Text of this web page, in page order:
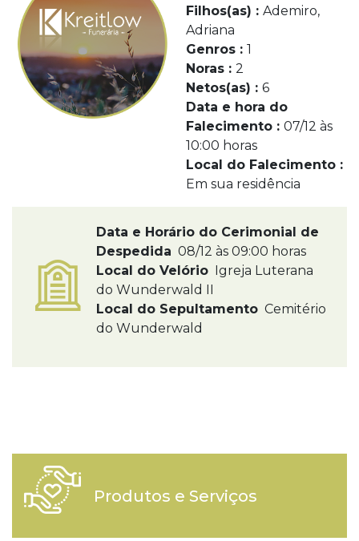
Filhos(as) : Ademiro,
Adriana
Genros : 1
Noras : 2
Netos(as) : 6
Data e hora do
Falecimento : 07/12 às
10:00 horas
Local do Falecimento :
Em sua residência
Data e Horário do Cerimonial de
Despedida 08/12 às 09:00 horas
Local do Velório Igreja Luterana
do Wunderwald II
Local do Sepultamento Cemitério
do Wunderwald
Produtos e Serviços